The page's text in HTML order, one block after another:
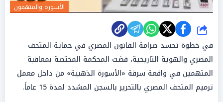
الأسورة والمتهمون
شارك
في خطوة تجسد صرامة القانون المصري في حماية المتحف
المصري والهوية التاريخية، قضت المحكمة المختصة بمعاقبة
المتهمين في واقعة سرقة «الأسورة الذهبية» من داخل معمل
ترميم المتحف المصري بالتحرير بالسجن المشدد لمدة 15 عاماً.